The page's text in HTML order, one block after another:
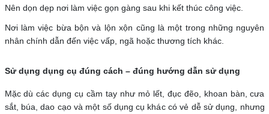
Nên dọn dẹp nơi làm việc gọn gàng sau khi kết thúc công việc.
Nơi làm việc bừa bộn và lộn xộn cũng là một trong những nguyên
nhân chính dẫn đến việc vấp, ngã hoặc thương tích khác.
Sử dụng dụng cụ đúng cách – đúng hướng dẫn sử dụng
Mặc dù các dụng cụ cầm tay như mỏ lết, đục đẽo, khoan bàn, cưa
sắt, búa, dao cạo và một số dụng cụ khác có vẻ dễ sử dụng, nhưng